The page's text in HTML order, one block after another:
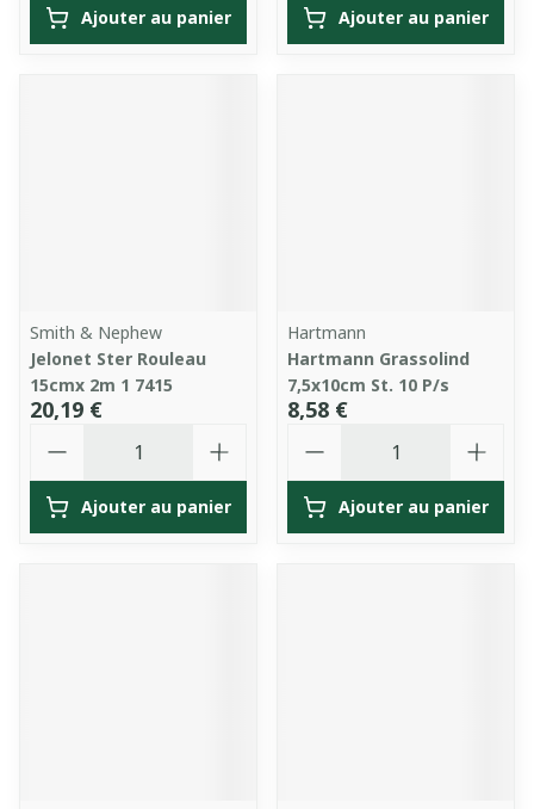
Ajouter au panier Ajouter au panier
Smith & Nephew
Jelonet Ster Rouleau
15cmx 2m 1 7415
20,19 €
Ajouter au panier
Hartmann
Hartmann Grassolind
7,5x10cm St. 10 P/s
8,58 €
Ajouter au panier